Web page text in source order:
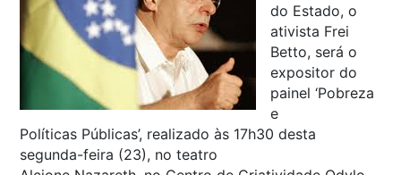
do Estado, o
ativista Frei
Betto, será o
expositor do
painel ‘Pobreza
e
Políticas Públicas’, realizado às 17h30 desta
segunda-feira (23), no teatro